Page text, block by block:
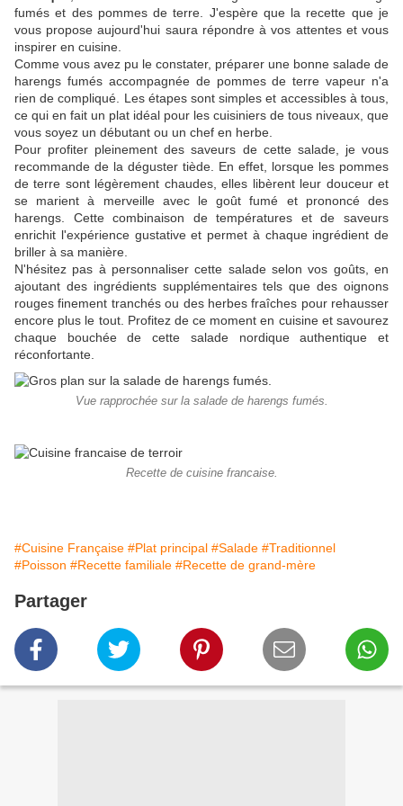
fumés et des pommes de terre. J'espère que la recette que je
vous propose aujourd'hui saura répondre à vos attentes et vous
inspirer en cuisine.
Comme vous avez pu le constater, préparer une bonne salade de
harengs fumés accompagnée de pommes de terre vapeur n'a
rien de compliqué. Les étapes sont simples et accessibles à tous,
ce qui en fait un plat idéal pour les cuisiniers de tous niveaux, que
vous soyez un débutant ou un chef en herbe.
Pour profiter pleinement des saveurs de cette salade, je vous
recommande de la déguster tiède. En effet, lorsque les pommes
de terre sont légèrement chaudes, elles libèrent leur douceur et
se marient à merveille avec le goût fumé et prononcé des
harengs. Cette combinaison de températures et de saveurs
enrichit l'expérience gustative et permet à chaque ingrédient de
briller à sa manière.
N'hésitez pas à personnaliser cette salade selon vos goûts, en
ajoutant des ingrédients supplémentaires tels que des oignons
rouges finement tranchés ou des herbes fraîches pour rehausser
encore plus le tout. Profitez de ce moment en cuisine et savourez
chaque bouchée de cette salade nordique authentique et
réconfortante.
Vue rapprochée sur la salade de harengs fumés.
Recette de cuisine francaise.
#Cuisine Française #Plat principal #Salade #Traditionnel
#Poisson #Recette familiale #Recette de grand-mère
Partager